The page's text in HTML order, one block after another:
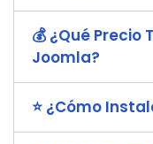
💰 ¿Qué Precio
Joomla?
⭐ ¿Cómo